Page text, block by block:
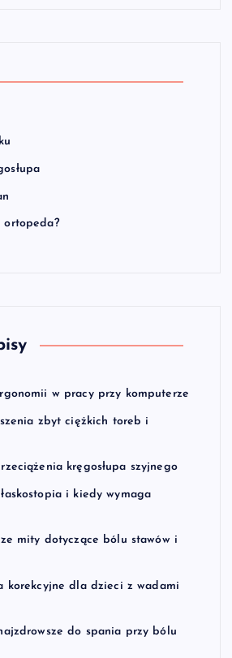
ortopeda?
w pracy przy komputerze
zbyt ciężkich toreb i
kręgosłupa szyjnego
i kiedy wymaga
mity dotyczące bólu stawów i
korekcyjne dla dzieci z wadami
do spania przy bólu